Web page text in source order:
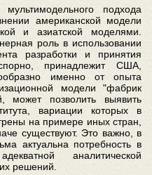
подхода
американской модели
и азиатской моделями.
роль в использовании
разработки и принятия
принадлежит США,
именно от опыта
модели "фабрик
позволить выявить
вариации которых в
на примере иных стран,
существуют. Это важно, в
актуальна потребность в
аналитической
решений.